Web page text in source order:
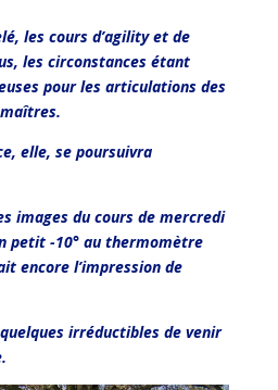
les cours d’agility et de
les circonstances étant
pour les articulations des
elle, se poursuivra
images du cours de mercredi
petit -10° au thermomètre
encore l’impression de
irréductibles de venir